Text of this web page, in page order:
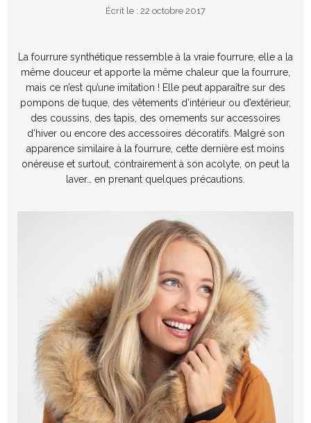
Écrit le : 22 octobre 2017
La fourrure synthétique ressemble à la vraie fourrure, elle a la
même douceur et apporte la même chaleur que la fourrure,
mais ce n’est qu’une imitation ! Elle peut apparaître sur des
pompons de tuque, des vêtements d’intérieur ou d’extérieur,
des coussins, des tapis, des ornements sur accessoires
d’hiver ou encore des accessoires décoratifs. Malgré son
apparence similaire à la fourrure, cette dernière est moins
onéreuse et surtout, contrairement à son acolyte, on peut la
laver… en prenant quelques précautions.